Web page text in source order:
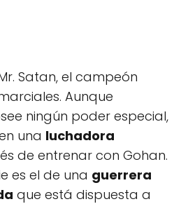
Satan, el campeón
Aunque
ningún poder especial,
una luchadora
de entrenar con Gohan.
es el de una guerrera
que está dispuesta a